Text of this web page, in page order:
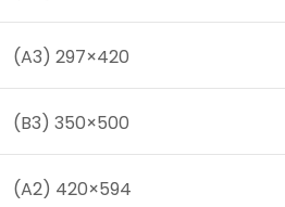
(A3) 297×420
(B3) 350×500
(A2) 420×594